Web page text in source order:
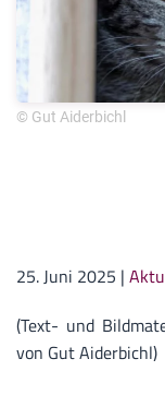
© Gut Aiderbichl
25. Juni 2025 |
(Text- und
von Gut Aiderbichl)